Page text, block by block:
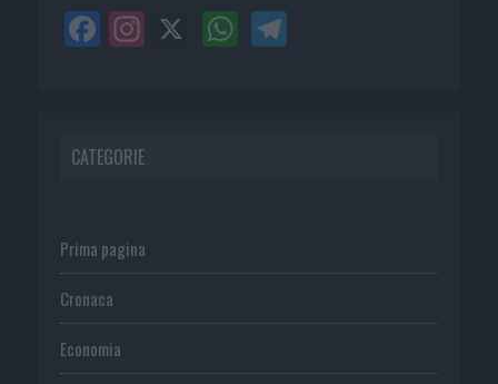
CATEGORIE
Prima pagina
Cronaca
Economia